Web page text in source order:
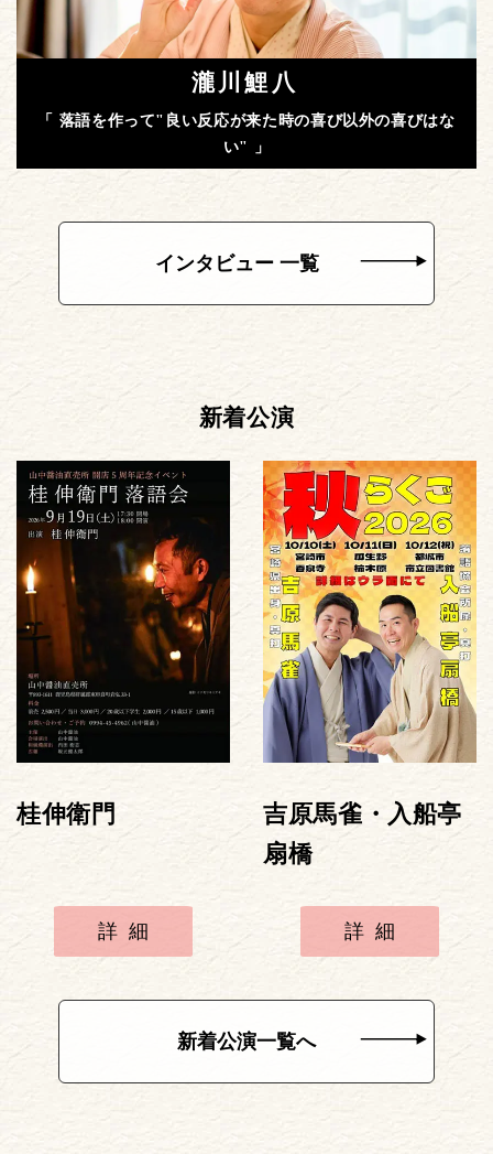
瀧川鯉八
「 落語を作って"良い反応が来た時の喜び以外の喜びはな
い" 」
インタビュー 一覧
新着公演
桂伸衛門
詳細
吉原馬雀・入船亭
扇橋
詳細
新着公演一覧へ